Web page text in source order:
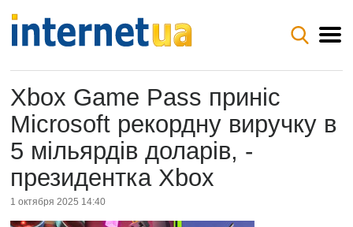
Xbox Game Pass приніс
Microsoft рекордну виручку в
5 мільярдів доларів, -
президентка Xbox
1 октября 2025 14:40